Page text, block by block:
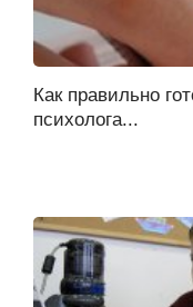
Как правильно
психолога...